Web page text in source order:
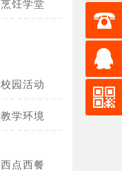
烹饪学堂
校园活动
教学环境
西点西餐